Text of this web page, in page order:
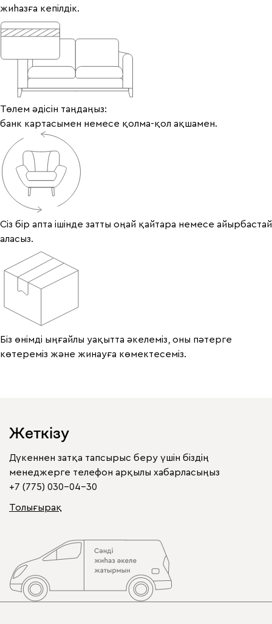
жиһазға кепілдік.
Төлем әдісін таңдаңыз:
банк картасымен немесе қолма-қол ақшамен.
Сіз бір апта ішінде затты оңай қайтара немесе айырбастай
аласыз.
Біз өнімді ыңғайлы уақытта әкелеміз, оны пәтерге
көтереміз және жинауға көмектесеміз.
Жеткізу
Дүкеннен затқа тапсырыс беру үшін біздің
менеджерге телефон арқылы хабарласыңыз
+7 (775) 030-04-30
Толығырақ